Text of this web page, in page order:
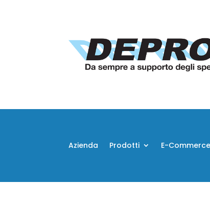
Azienda Prodotti E-Commerce